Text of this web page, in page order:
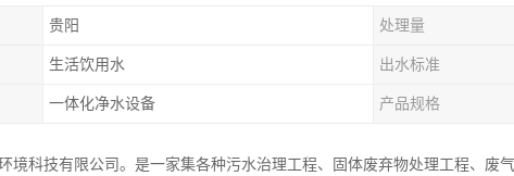
贵阳 处理量
生活饮用水 出水标准
一体化净水设备 产品规格
境科技有限公司。是一家集各种污水治理工程、固体废弃物处理工程、废